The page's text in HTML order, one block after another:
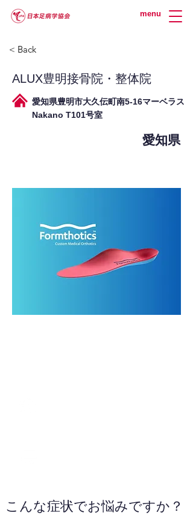
menu
< Back
ALUX豊明接骨院・整体院
愛知県豊明市大久伝町南5-16マーベラス
Nakano T101号室
愛知県
こんな症状でお悩みですか？